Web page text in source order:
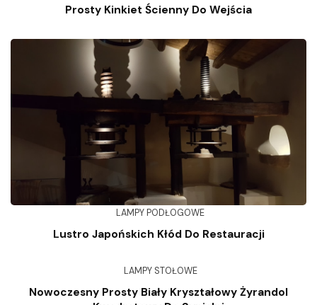
Prosty Kinkiet Ścienny Do Wejścia
LAMPY PODŁOGOWE
Lustro Japońskich Kłód Do Restauracji
LAMPY STOŁOWE
Nowoczesny Prosty Biały Kryształowy Żyrandol